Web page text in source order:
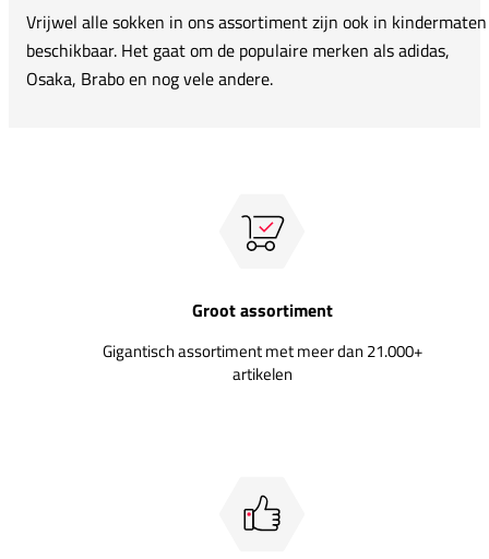
Vrijwel alle sokken in ons assortiment zijn ook in kindermaten
beschikbaar. Het gaat om de populaire merken als adidas,
Osaka, Brabo en nog vele andere.
Groot assortiment
Gigantisch assortiment met meer dan 21.000+
artikelen